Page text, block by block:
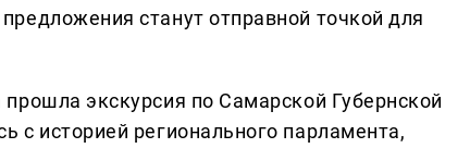
станут отправной точкой для
экскурсия по Самарской Губернской
с историей регионального парламента,